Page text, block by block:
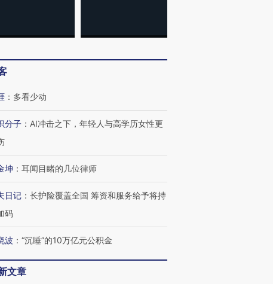
国走私7万
第四届链博
【商旅对话】华住集团
： 多看少动
分子 ： AI冲击之下，年轻人与高学历女性更
坤 ： 耳闻目睹的几位律师
日记 ： 长护险覆盖全国 筹资和服务给予将持
码
波 ： “沉睡”的10万亿元公积金
文章